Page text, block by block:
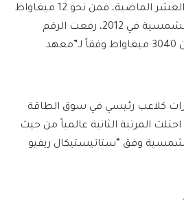
الإنتاج على مدار السنوات العشر الماضية، فمن نحو 12 ميغاواط
فقط من قدرات الطاقة الشمسية في 2012، رفعت الرقم
بمعدلات هائلة إلى أكثر من 3040 ميغاواط وفقاً لـ”معهد
الإمارات كلاعب رئيسي في سوق الطاقة
المرتبة الثانية عالمياً من حيث
وفق “ستاتيستيكال ريفيو